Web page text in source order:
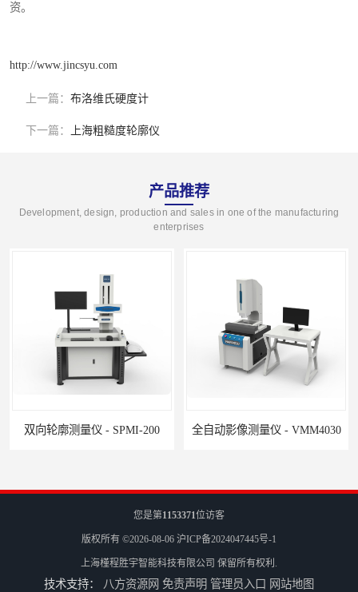
资。
http://www.jincsyu.com
上一篇： 布洛维氏硬度计
下一篇： 上海粗糙度轮廓仪
产品推荐
Development, design, production and sales in one of the manufacturing
enterprises
双向轮廓测量仪 - SPMI-200 全自动影像测量仪 - VMM4030
您是第1153371位访客
版权所有 ©2026-08-06 沪ICP备2024047445号-1
上海槿程胜宇智能科技有限公司 保留所有权利.
技术支持： 八方资源网 免责声明 管理员入口 网站地图